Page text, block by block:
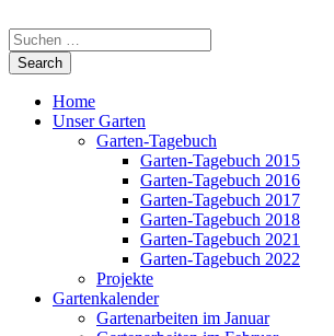
Home
Unser Garten
Garten-Tagebuch
Garten-Tagebuch 2015
Garten-Tagebuch 2016
Garten-Tagebuch 2017
Garten-Tagebuch 2018
Garten-Tagebuch 2021
Garten-Tagebuch 2022
Projekte
Gartenkalender
Gartenarbeiten im Januar